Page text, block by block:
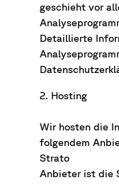
geschieht vor
Detaillierte
2. Hosting
Wir hosten die
folgendem
Strato
Anbieter ist die